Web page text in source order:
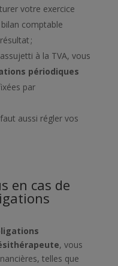
votre exercice
comptable
;
à la TVA, vous
périodiques
par
aussi régler vos
en cas de
, vous
telles que